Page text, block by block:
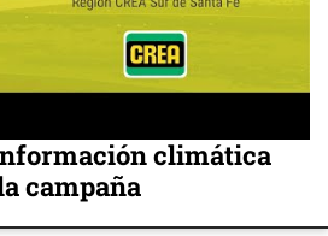
climática
campaña